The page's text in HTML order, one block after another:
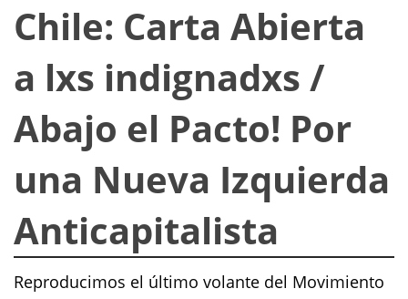
Chile: Carta Abierta
a lxs indignadxs /
Abajo el Pacto! Por
una Nueva Izquierda
Anticapitalista
Reproducimos el último volante del Movimiento